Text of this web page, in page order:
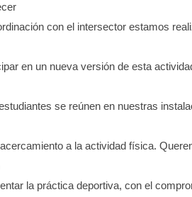
con el intersector estamos
en un nueva versión de esta
se reúnen en nuestras
a la actividad física.
la práctica deportiva, con el